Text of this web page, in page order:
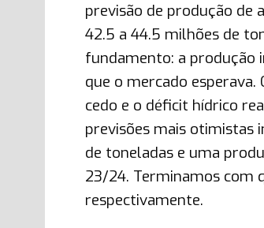
previsão de produção de
42.5 a 44.5 milhões de
fundamento: a produção
que o mercado
cedo e o déficit hídrico
previsões mais otimistas
de toneladas e uma
23/24. Terminamos com
respectivamente.